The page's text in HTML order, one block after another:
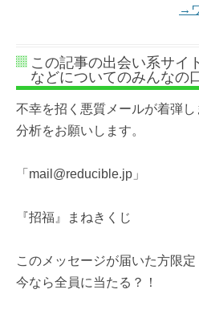
→
この記事の出会い系サイ
などについてのみんなの
不幸を招く悪質メールが着弾
分析をお願いします。
「mail@reducible.jp」
『招福』まねきくじ
このメッセージが届いた方限定
今なら全員に当たる？！